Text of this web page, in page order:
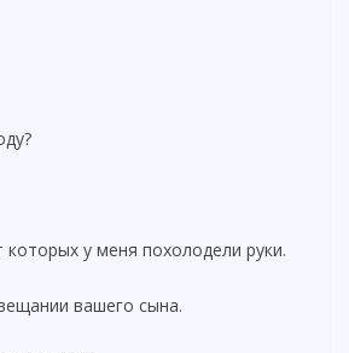
у меня похолодели руки.
вашего сына.